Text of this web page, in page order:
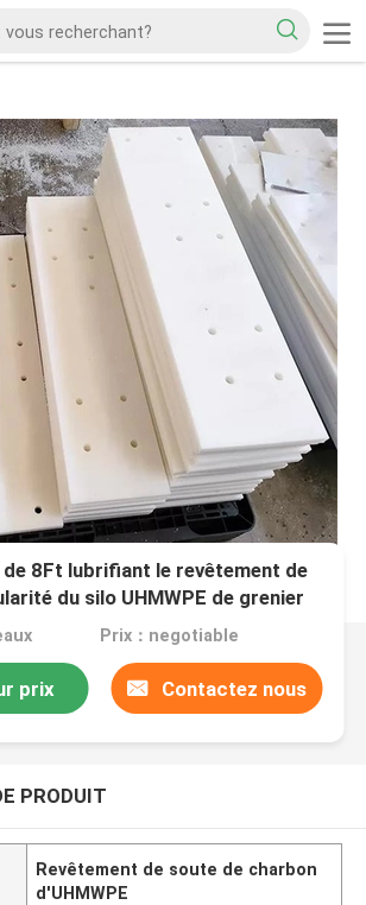
de 8Ft lubrifiant le revêtement de
du silo UHMWPE de grenier
Prix：negotiable
prix Contactez nous
PRODUIT
Revêtement de soute de charbon
d'UHMWPE